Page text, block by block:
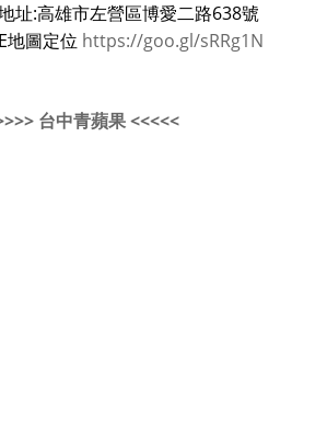
址:高雄市左營區博愛二路638號
地圖定位 https://goo.gl/sRRg1N
台中青蘋果 <<<<<